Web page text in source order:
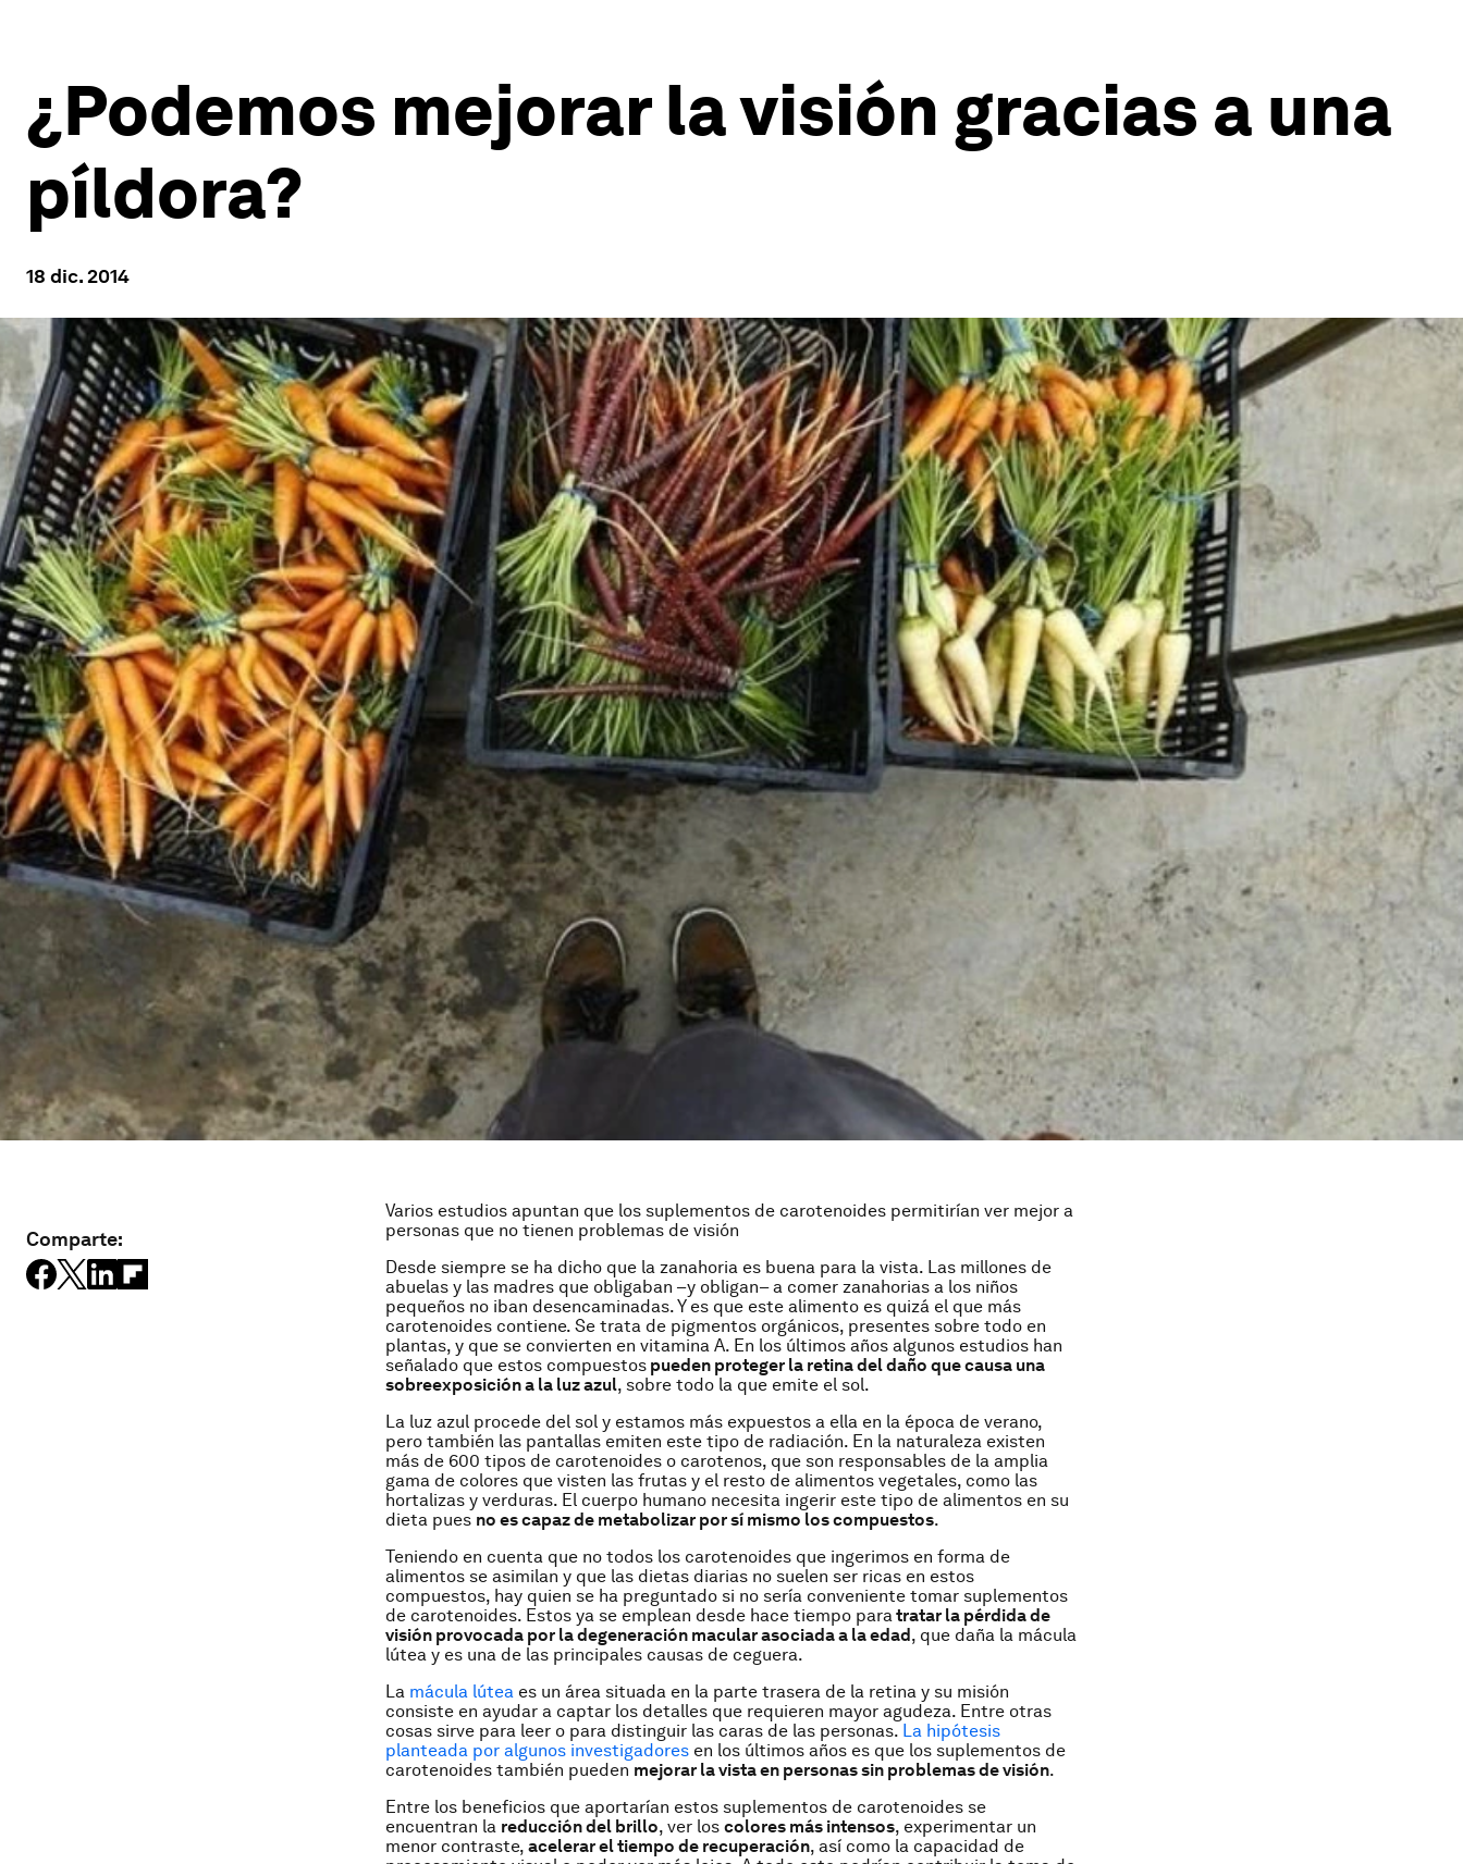
¿Podemos mejorar la visión gracias a una
píldora?
18 dic. 2014
Comparte:
Varios estudios apuntan que los suplementos de carotenoides permitirían ver mejor a
personas que no tienen problemas de visión
Desde siempre se ha dicho que la zanahoria es buena para la vista. Las millones de
abuelas y las madres que obligaban –y obligan– a comer zanahorias a los niños
pequeños no iban desencaminadas. Y es que este alimento es quizá el que más
carotenoides contiene. Se trata de pigmentos orgánicos, presentes sobre todo en
plantas, y que se convierten en vitamina A. En los últimos años algunos estudios han
señalado que estos compuestos pueden proteger la retina del daño que causa una
sobreexposición a la luz azul, sobre todo la que emite el sol.
La luz azul procede del sol y estamos más expuestos a ella en la época de verano,
pero también las pantallas emiten este tipo de radiación. En la naturaleza existen
más de 600 tipos de carotenoides o carotenos, que son responsables de la amplia
gama de colores que visten las frutas y el resto de alimentos vegetales, como las
hortalizas y verduras. El cuerpo humano necesita ingerir este tipo de alimentos en su
dieta pues no es capaz de metabolizar por sí mismo los compuestos.
Teniendo en cuenta que no todos los carotenoides que ingerimos en forma de
alimentos se asimilan y que las dietas diarias no suelen ser ricas en estos
compuestos, hay quien se ha preguntado si no sería conveniente tomar suplementos
de carotenoides. Estos ya se emplean desde hace tiempo paratratar la pérdida de
visión provocada por la degeneración macular asociada a la edad, que daña la mácula
lútea y es una de las principales causas de ceguera.
La mácula lútea es un área situada en la parte trasera de la retina y su misión
consiste en ayudar a captar los detalles que requieren mayor agudeza. Entre otras
cosas sirve para leer o para distinguir las caras de las personas. La hipótesis
planteada por algunos investigadores en los últimos años es que los suplementos de
carotenoides también pueden mejorar la vista en personas sin problemas de visión.
Entre los beneficios que aportarían estos suplementos de carotenoides se
encuentran la reducción del brillo, ver los colores más intensos, experimentar un
menor contraste, acelerar el tiempo de recuperación, así como la capacidad de